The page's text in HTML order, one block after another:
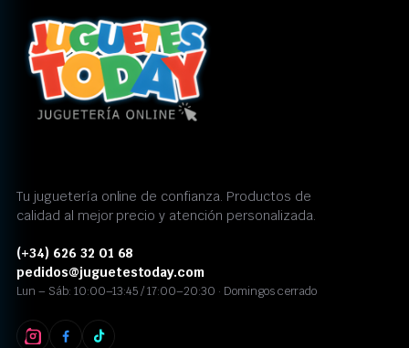
Tu juguetería online de confianza. Productos de
calidad al mejor precio y atención personalizada.
(+34) 626 32 01 68
pedidos@juguetestoday.com
Lun – Sáb: 10:00–13:45 / 17:00–20:30 · Domingos cerrado